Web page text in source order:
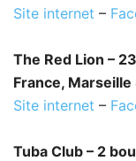
Site internet –
The Red Lion –
France, Marseille
Site internet –
Tuba Club – 2